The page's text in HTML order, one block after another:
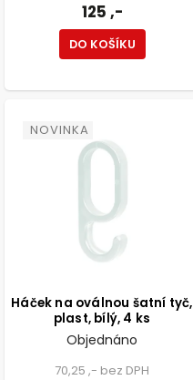
125 ,-
DO KOŠÍKU
NOVINKA
Háček na oválnou šatní tyč,
plast, bílý, 4 ks
Objednáno
70,25 ,- bez DPH